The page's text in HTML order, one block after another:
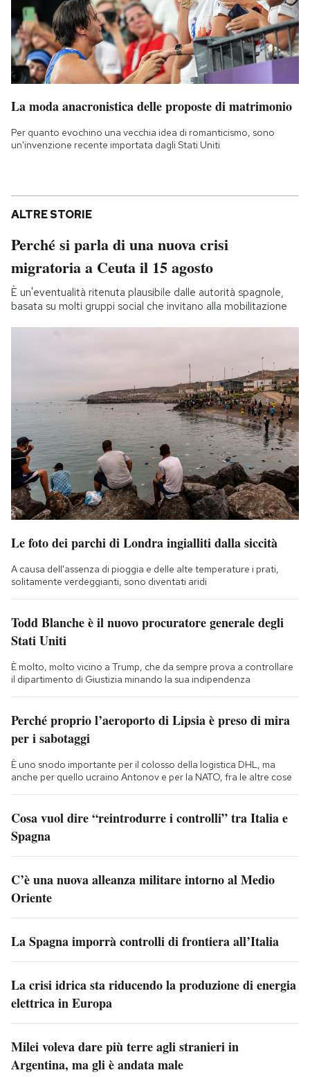
La moda anacronistica delle proposte di matrimonio
Per quanto evochino una vecchia idea di romanticismo, sono
un'invenzione recente importata dagli Stati Uniti
ALTRE STORIE
Perché si parla di una nuova crisi
migratoria a Ceuta il 15 agosto
È un'eventualità ritenuta plausibile dalle autorità spagnole,
basata su molti gruppi social che invitano alla mobilitazione
Le foto dei parchi di Londra ingialliti dalla siccità
A causa dell'assenza di pioggia e delle alte temperature i prati,
solitamente verdeggianti, sono diventati aridi
Todd Blanche è il nuovo procuratore generale degli
Stati Uniti
È molto, molto vicino a Trump, che da sempre prova a controllare
il dipartimento di Giustizia minando la sua indipendenza
Perché proprio l’aeroporto di Lipsia è preso di mira
per i sabotaggi
È uno snodo importante per il colosso della logistica DHL, ma
anche per quello ucraino Antonov e per la NATO, fra le altre cose
Cosa vuol dire “reintrodurre i controlli” tra Italia e
Spagna
C’è una nuova alleanza militare intorno al Medio
Oriente
La Spagna imporrà controlli di frontiera all’Italia
La crisi idrica sta riducendo la produzione di energia
elettrica in Europa
Milei voleva dare più terre agli stranieri in
Argentina, ma gli è andata male